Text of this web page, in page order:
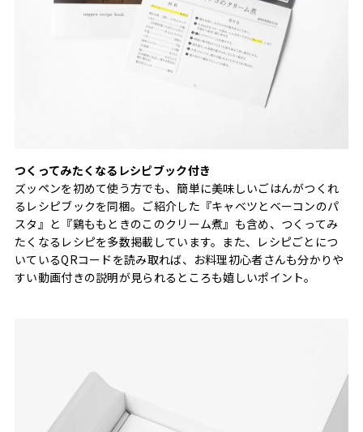
つくってみたくなるレシピブック付き
ズッペンを初めて使う方でも、簡単に美味しいごはんがつくれ
るレシピブックを同梱。ご紹介した『キャベツとベーコンのパ
スタ』と『鷄ももときのこのクリーム煮』も含め、つくってみ
たくなるレシピを多数掲載しています。また、レシピごとにつ
いているQRコードを読み取れば、お料理初心者さんも分かりや
すい動画付きの説明が見られるところも嬉しいポイント。